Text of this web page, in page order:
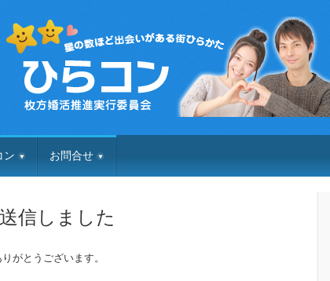
ン お問合せ
信しました
がとうございます。